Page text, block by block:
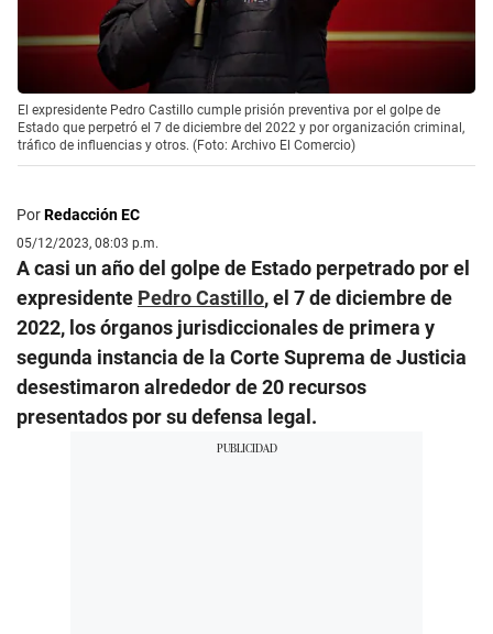
El expresidente Pedro Castillo cumple prisión preventiva por el golpe de
Estado que perpetró el 7 de diciembre del 2022 y por organización criminal,
tráfico de influencias y otros. (Foto: Archivo El Comercio)
PorRedacción EC
05/12/2023, 08:03 p.m.
A casi un año del golpe de Estado perpetrado por el
expresidente Pedro Castillo, el 7 de diciembre de
2022, los órganos jurisdiccionales de primera y
segunda instancia de la Corte Suprema de Justicia
desestimaron alrededor de 20 recursos
presentados por su defensa legal.